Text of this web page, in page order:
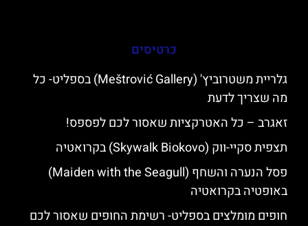
כרטיסים
גלריית משטרוביץ' (Meštrović Gallery) בספליט- כל
מה שצריך לדעת
זאגרב – כל האטרקציות שאסור לכם לפספס!
תצפית סקיי-ווק (Skywalk Biokovo) בקרואטיה
פסל הנערה והשחף (Maiden with the Seagull)
באופטיה בקרואטיה
חופים מומלצים בספליט- רשימת החופים שאסור לכם